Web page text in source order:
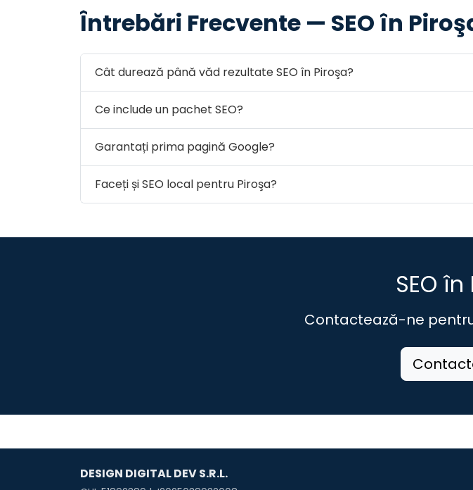
Întrebări Frecvente — SEO în
Cât durează până văd rezultate SEO în Piroşa?
Ce include un pachet SEO?
Garantați prima pagină Google?
Faceți și SEO local pentru Piroşa?
SEO
Contactează-ne
DESIGN DIGITAL DEV S.R.L.